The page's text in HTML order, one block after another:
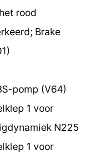
rood
Brake
pomp (V64)
1 voor
N225
1 voor